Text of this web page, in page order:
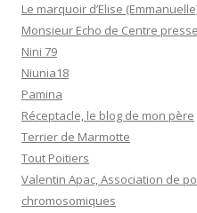
Le marquoir d’Elise
Monsieur Echo de Centre presse
Nini 79
Niunia18
Pamina
Réceptacle, le blog de mon père
Terrier de Marmotte
Tout Poitiers
Valentin Apac, Association de
chromosomiques